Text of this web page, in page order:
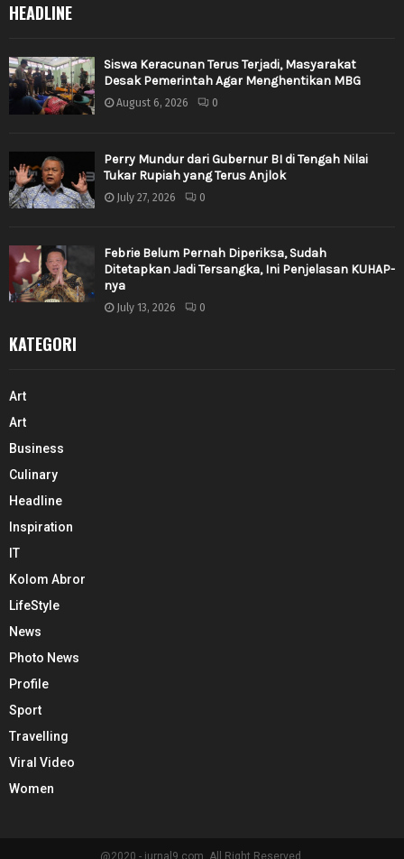
HEADLINE
Siswa Keracunan Terus Terjadi, Masyarakat
Desak Pemerintah Agar Menghentikan MBG
August 6, 2026 0
Perry Mundur dari Gubernur BI di Tengah Nilai
Tukar Rupiah yang Terus Anjlok
July 27, 2026 0
Febrie Belum Pernah Diperiksa, Sudah
Ditetapkan Jadi Tersangka, Ini Penjelasan KUHAP-
nya
July 13, 2026 0
KATEGORI
Art
Art
Business
Culinary
Headline
Inspiration
IT
Kolom Abror
LifeStyle
News
Photo News
Profile
Sport
Travelling
Viral Video
Women
@2020 - jurnal9.com. All Right Reserved.